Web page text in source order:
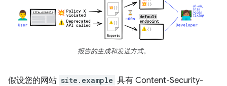
报告的生成和发送方式。
假设您的网站 site.example 具有 Content-Security-